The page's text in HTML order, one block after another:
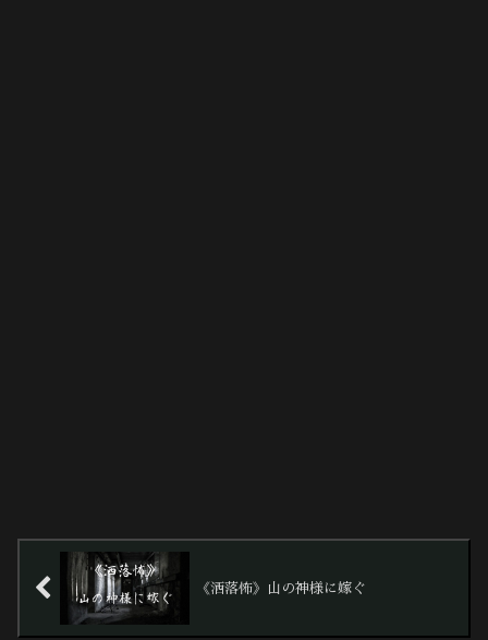
《洒落怖》山の神様に嫁ぐ